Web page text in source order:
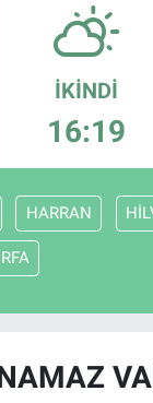
İKINDI
16:19
HARRAN